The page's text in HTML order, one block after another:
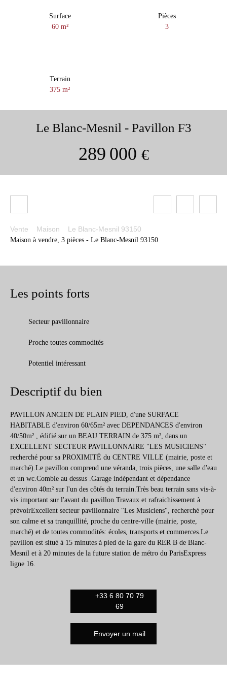
Surface
60 m²
Pièces
3
Terrain
375m²
Le Blanc-Mesnil - Pavillon F3
289 000 €
Vente Maison
Le Blanc-Mesnil 93150
Maison à vendre, 3 pièces - Le Blanc-Mesnil 93150
Les points forts
Secteur pavillonnaire
Proche toutes commodités
Potentiel intéressant
Descriptif du bien
PAVILLON ANCIEN DE PLAIN PIED, d'une SURFACE
HABITABLE d'environ 60/65m² avec DEPENDANCES d'environ
40/50m² , édifié sur un BEAU TERRAIN de 375 m², dans un
EXCELLENT SECTEUR PAVILLONNAIRE "LES MUSICIENS"
recherché pour sa PROXIMITÉ du CENTRE VILLE (mairie, poste et
marché).Le pavillon comprend une véranda, trois pièces, une salle d'eau
et un wc.Comble au dessus .Garage indépendant et dépendance
d'environ 40m² sur l'un des côtés du terrain.Très beau terrain sans vis-à-
vis important sur l'avant du pavillon.Travaux et rafraichissement à
prévoirExcellent secteur pavillonnaire "Les Musiciens", recherché pour
son calme et sa tranquillité, proche du centre-ville (mairie, poste,
marché) et de toutes commodités: écoles, transports et commerces.Le
pavillon est situé à 15 minutes à pied de la gare du RER B de Blanc-
Mesnil et à 20 minutes de la future station de métro du ParisExpress
ligne 16.
+33 6 80 70 79
69
Envoyer un mail